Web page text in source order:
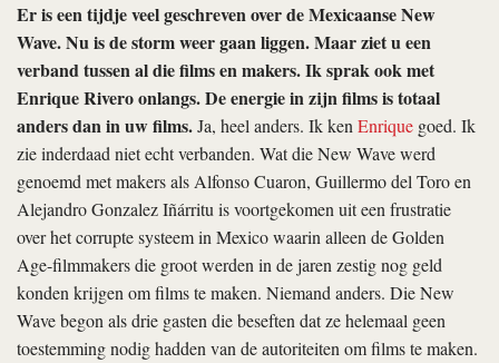
Er is een tijdje veel geschreven over de Mexicaanse New
Wave. Nu is de storm weer gaan liggen. Maar ziet u een
verband tussen al die films en makers. Ik sprak ook met
Enrique Rivero onlangs. De energie in zijn films is totaal
anders dan in uw films.Ja, heel anders. Ik kenEnrique goed. Ik
zie inderdaad niet echt verbanden. Wat die New Wave werd
genoemd met makers als Alfonso Cuaron, Guillermo del Toro en
Alejandro Gonzalez Iñárritu is voortgekomen uit een frustratie
over het corrupte systeem in Mexico waarin alleen de Golden
Age-filmmakers die groot werden in de jaren zestig nog geld
konden krijgen om films te maken. Niemand anders. Die New
Wave begon als drie gasten die beseften dat ze helemaal geen
toestemming nodig hadden van de autoriteiten om films te maken.